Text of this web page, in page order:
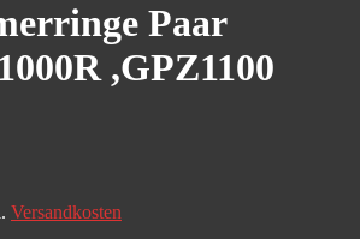
Paar
,GPZ1100
Versandkosten